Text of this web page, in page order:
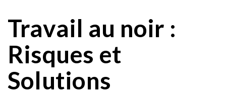
Travail au noir :
Risques et
Solutions